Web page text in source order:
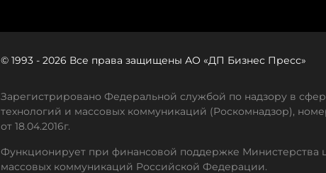
© 1993 - 2026 Все права защищены АО «ДП Бизнес Пресс»
Зарегистрировано Федеральной службой по надзору в
технологий и массовых коммуникаций (Роскомнадзор),
от 18.04.2016г.
Функционирует при финансовой поддержке Министерства
массовых коммуникаций Российской Федерации.